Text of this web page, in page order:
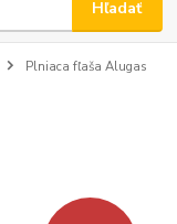
Hľadať
Plniaca fľaša Alugas